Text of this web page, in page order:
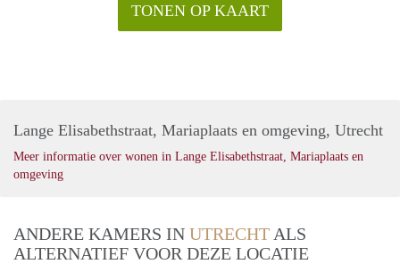
TONEN OP KAART
Lange Elisabethstraat, Mariaplaats en omgeving, Utrecht
Meer informatie over wonen in Lange Elisabethstraat, Mariaplaats en
omgeving
ANDERE KAMERS IN UTRECHT ALS
ALTERNATIEF VOOR DEZE LOCATIE